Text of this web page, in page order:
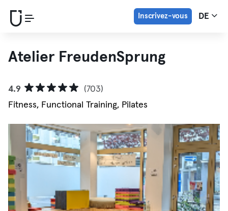
Inscrivez-vous DE
Atelier FreudenSprung
4.9
(703)
Fitness, Functional Training, Pilates